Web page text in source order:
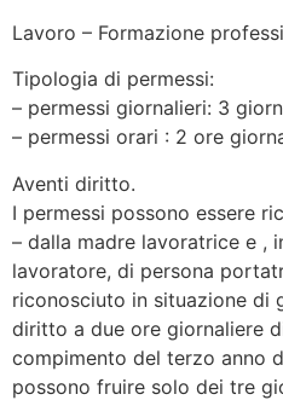
Lavoro – Formazione
Tipologia di permessi:
– permessi giornalieri: 3
– permessi orari : 2 ore
Aventi diritto.
I permessi possono essere
– dalla madre lavoratrice e ,
lavoratore, di persona
riconosciuto in situazione di
diritto a due ore giornaliere
compimento del terzo anno
possono fruire solo dei tre